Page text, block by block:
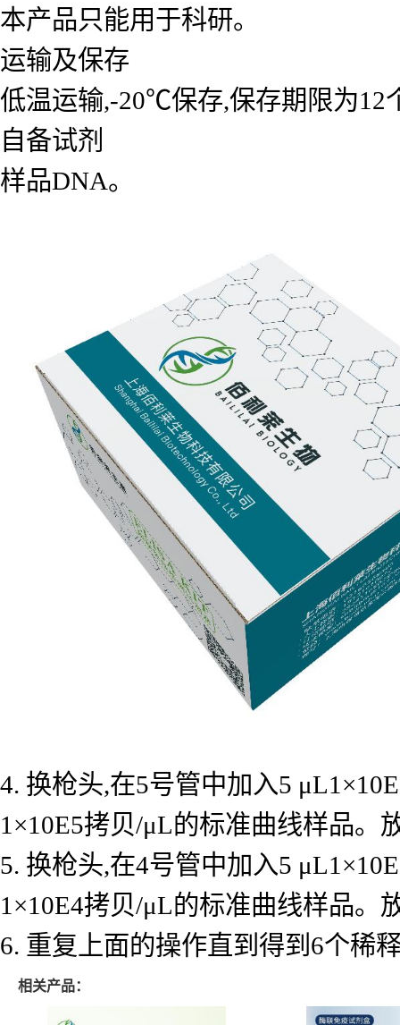
本产品只能用于科研。
运输及保存
低温运输,-20℃保存,保存期限为12
自备试剂
样品DNA。
4. 换枪头,在5号管中加入5
1×10E5拷贝/μL的标准曲线样品。
5. 换枪头,在4号管中加入5
1×10E4拷贝/μL的标准曲线样品。
6. 重复上面的操作直到得到6个稀
相关产品：